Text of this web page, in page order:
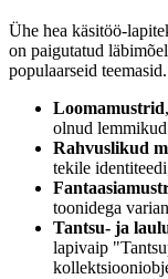
Ühe hea käsitöö-
on paigutatud
populaarseid teemasid.
Loomamustrid
olnud
Rahvuslikud
tekile
toonidega
Tantsu- ja
lapivaip